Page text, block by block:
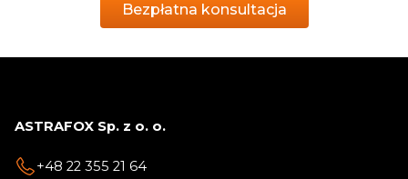
Bezpłatna konsultacja
ASTRAFOX Sp. z o. o.
+48 22 355 21 64